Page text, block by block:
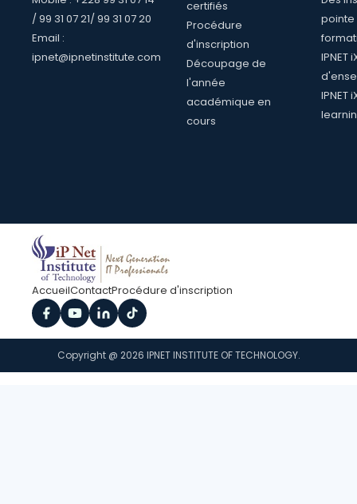
/ 99 31 07 21/ 99 31 07 20
Email :
ipnet@ipnetinstitute.com
certifiés
Procédure
d'inscription
Découpage de
l'année
académique en
cours
pointe
IPNET
IPNET
AccueilContactProcédure d'inscription
Copyright @ 2026 IPNET INSTITUTE OF TECHNOLOGY.